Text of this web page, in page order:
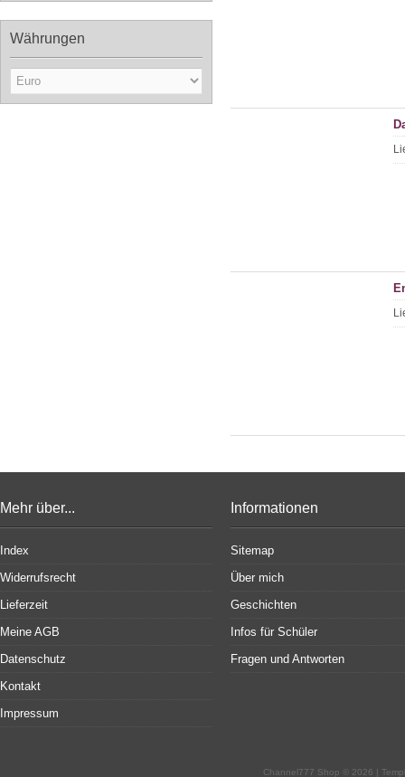
Währungen
Mehr über...
Index
Widerrufsrecht
Lieferzeit
Meine AGB
Datenschutz
Kontakt
Impressum
Informationen
Sitemap
Über mich
Geschichten
Infos für Schüler
Fragen und Antworten
Channel777 Shop © 2026 |